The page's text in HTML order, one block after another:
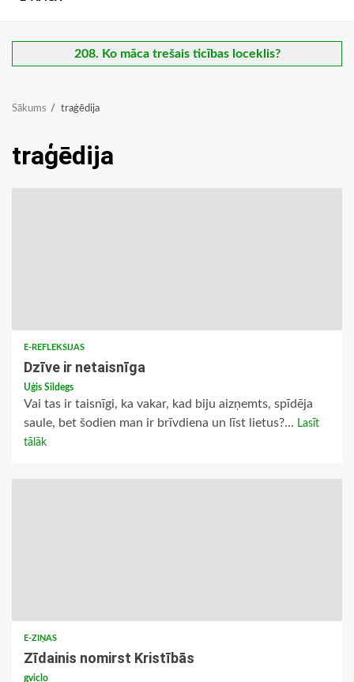
208. Ko māca trešais ticības loceklis?
Sākums traģēdija
traģēdija
E-REFLEKSIJAS
Dzīve ir netaisnīga
Uģis Sildegs
Vai tas ir taisnīgi, ka vakar, kad biju aizņemts, spīdēja
saule, bet šodien man ir brīvdiena un līst lietus?... Lasīt
tālāk
E-ZIŅAS
Zīdainis nomirst Kristībās
gviclo